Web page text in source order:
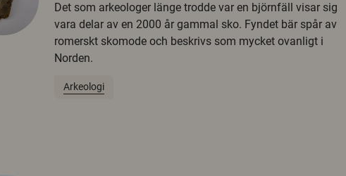
Det som arkeologer länge trodde var en björnfäll visar sig
vara delar av en 2000 år gammal sko. Fyndet bär spår av
romerskt skomode och beskrivs som mycket ovanligt i
Norden.
Arkeologi